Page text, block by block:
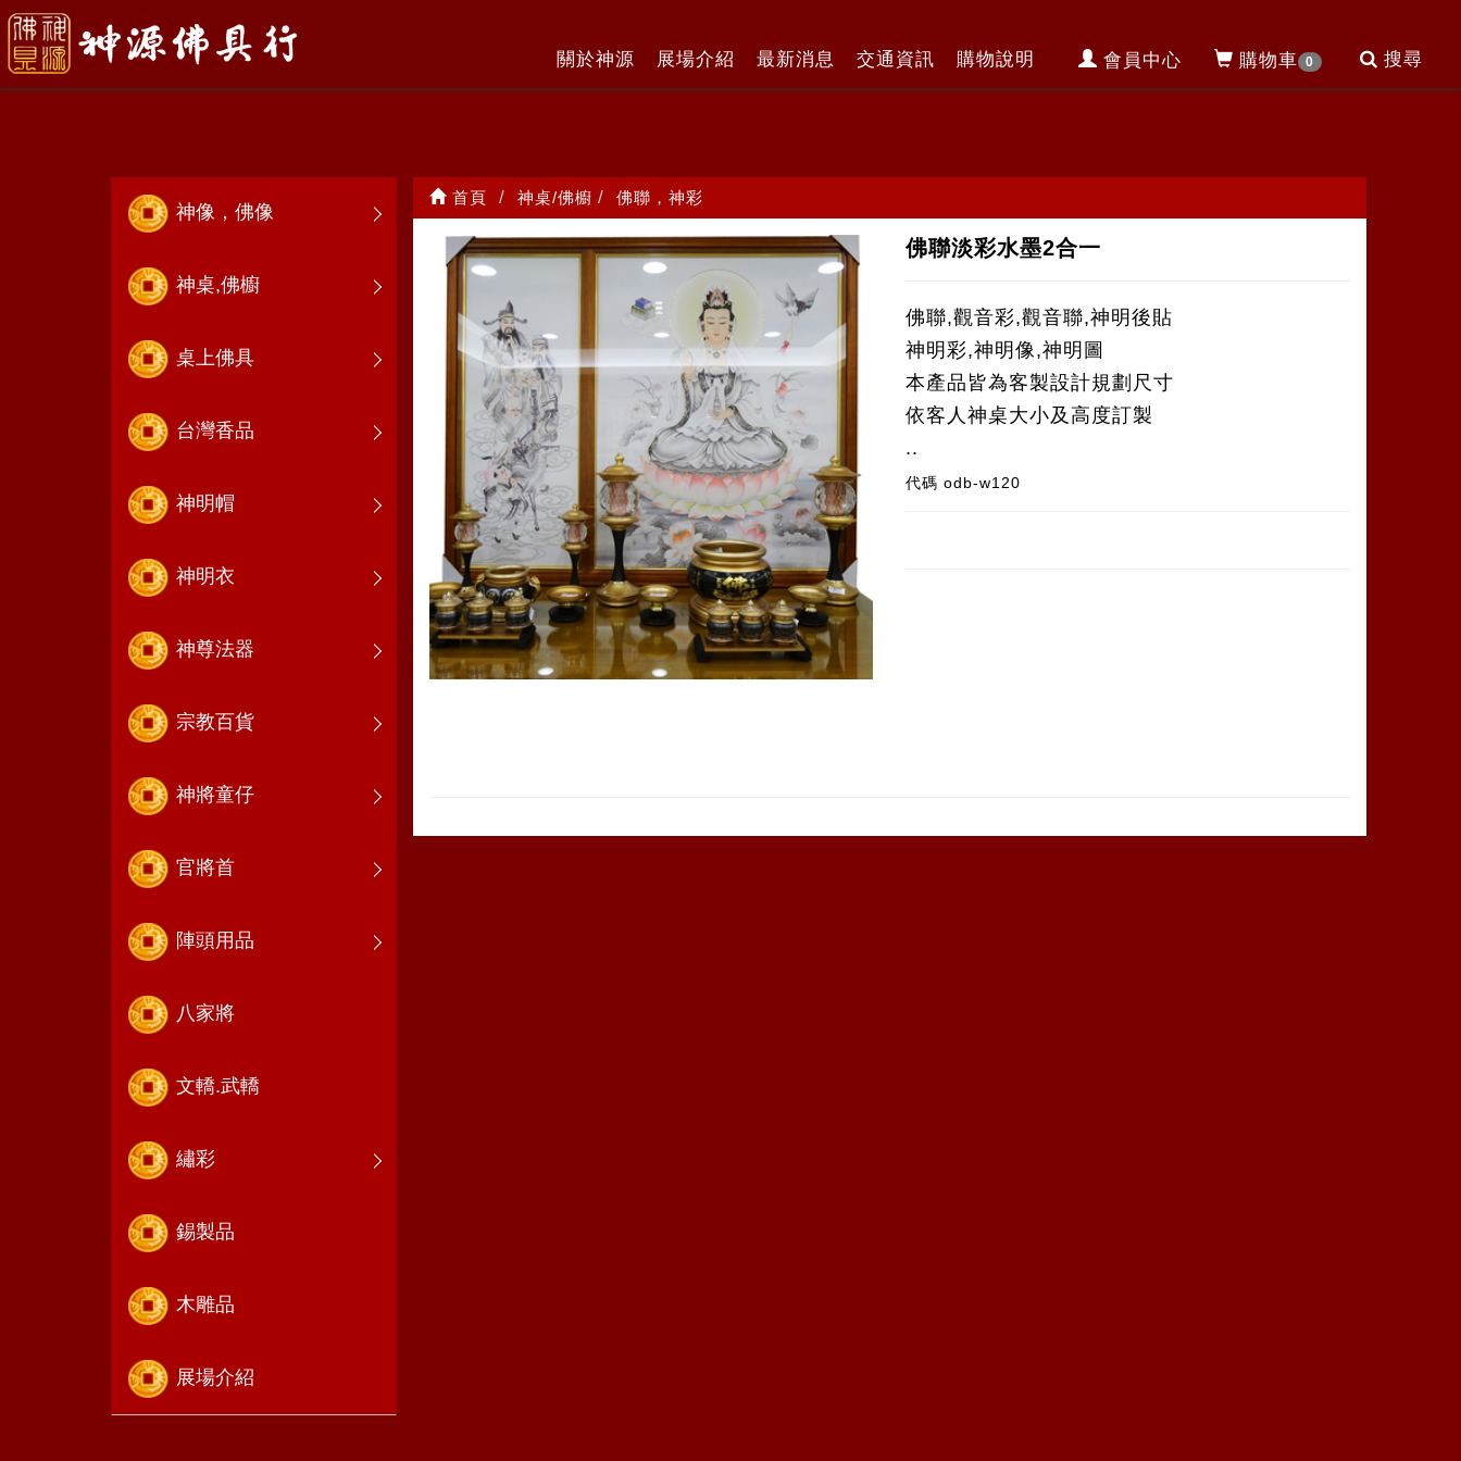
會員中心 購物車 0 搜尋
關於神源 展場介紹 最新消息 交通資訊 購物說明
佛聯，神彩
神像，佛像
神桌,佛櫥
桌上佛具
台灣香品
神明帽
神明衣
神尊法器
宗教百貨
神將童仔
官將首
陣頭用品
八家將
文轎.武轎
繡彩
錫製品
木雕品
展場介紹
首頁 神桌/佛櫥 佛聯，神彩
佛聯淡彩水墨2合一
佛聯,觀音彩,觀音聯,神明後貼
神明彩,神明像,神明圖
本產品皆為客製設計規劃尺寸
依客人神桌大小及高度訂製
..
代碼odb-w120